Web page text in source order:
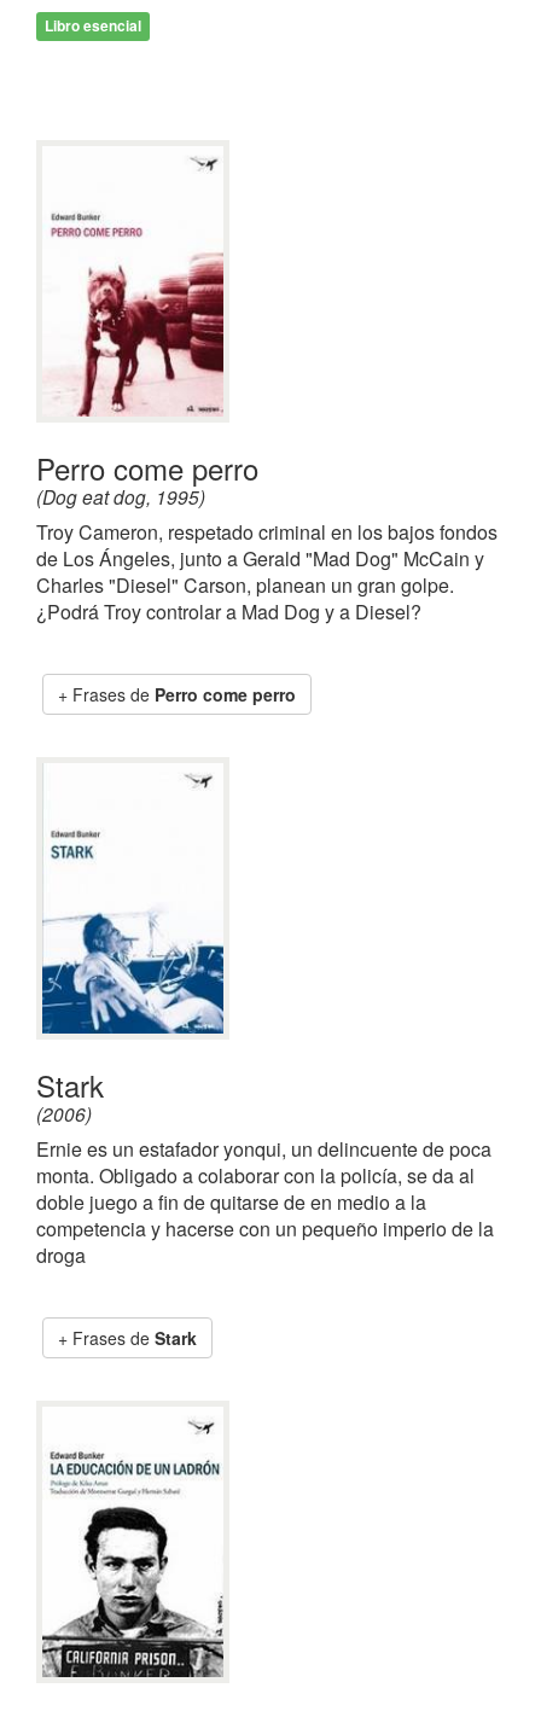
Libro esencial
Perro come perro
(Dog eat dog, 1995)
Troy Cameron, respetado criminal en los bajos fondos
de Los Ángeles, junto a Gerald "Mad Dog" McCain y
Charles "Diesel" Carson, planean un gran golpe.
¿Podrá Troy controlar a Mad Dog y a Diesel?
Frases de Perro come perro
Stark
(2006)
Ernie es un estafador yonqui, un delincuente de poca
monta. Obligado a colaborar con la policía, se da al
doble juego a fin de quitarse de en medio a la
competencia y hacerse con un pequeño imperio de la
droga
Frases de Stark